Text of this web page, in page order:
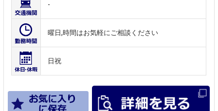
-
曜日,時間はお気軽にご相談ください
日祝